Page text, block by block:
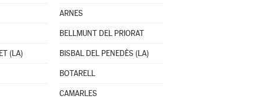
ARNES
BELLMUNT DEL PRIORAT
(LA) BISBAL DEL PENEDÈS (LA)
BOTARELL
CAMARLES